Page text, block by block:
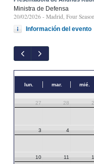
Ministra de Defensa
20/02/2026 - Madrid, Four
Información del evento
lun. mar. mié.
27 28
3 4
10 11